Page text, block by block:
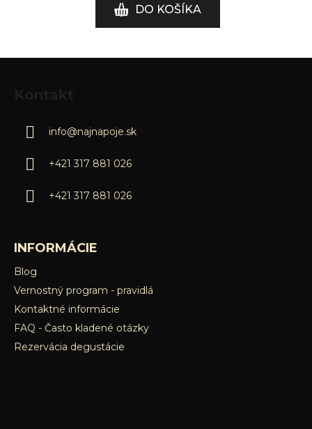
DO KOŠÍKA
info@najnapoje.sk
+421 317 881 026
+421 317 881 026
INFORMÁCIE
Blog
Vernostný program - pravidlá
Kontaktné informácie
FAQ - Často kladené otázky
Rezervácia degustácie